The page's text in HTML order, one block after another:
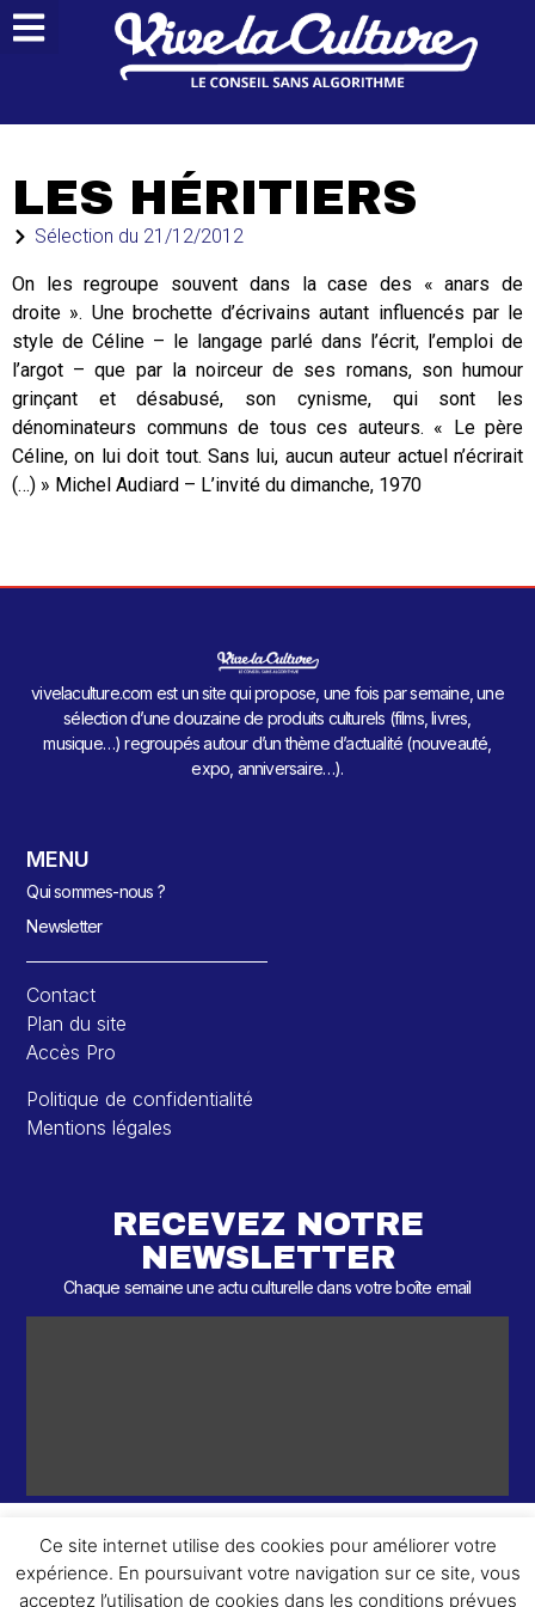
LES HÉRITIERS
Sélection du 21/12/2012
On les regroupe souvent dans la case des « anars de
droite ». Une brochette d’écrivains autant influencés par le
style de Céline – le langage parlé dans l’écrit, l’emploi de
l’argot – que par la noirceur de ses romans, son humour
grinçant et désabusé, son cynisme, qui sont les
dénominateurs communs de tous ces auteurs. « Le père
Céline, on lui doit tout. Sans lui, aucun auteur actuel n’écrirait
(…) » Michel Audiard – L’invité du dimanche, 1970
vivelaculture.com est un site qui propose, une fois par semaine, une
sélection d’une douzaine de produits culturels (films, livres,
musique…) regroupés autour d’un thème d’actualité (nouveauté,
expo, anniversaire…).
MENU
Qui sommes-nous ?
Newsletter
Contact
Plan du site
Accès Pro
Politique de confidentialité
Mentions légales
RECEVEZ NOTRE
NEWSLETTER
Chaque semaine une actu culturelle dans votre boîte email
© 2026 – 2 ème Round – Tous droits réservés.
Ce site internet utilise des cookies pour améliorer votre
expérience. En poursuivant votre navigation sur ce site, vous
acceptez l’utilisation de cookies dans les conditions prévues